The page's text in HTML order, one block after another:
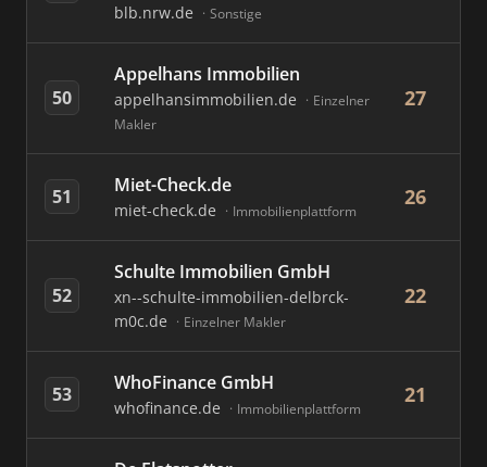
blb.nrw.de Sonstige
50
Appelhans Immobilien
appelhansimmobilien.de
Einzelner
Makler
27
51 Miet-Check.de
miet-check.de Immobilienplattform
26
52
Schulte Immobilien GmbH
xn--schulte-immobilien-delbrck-
m0c.de
Einzelner Makler
22
53 WhoFinance GmbH
whofinance.de Immobilienplattform
21